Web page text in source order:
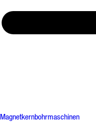
Magnetkernbohrmaschinen